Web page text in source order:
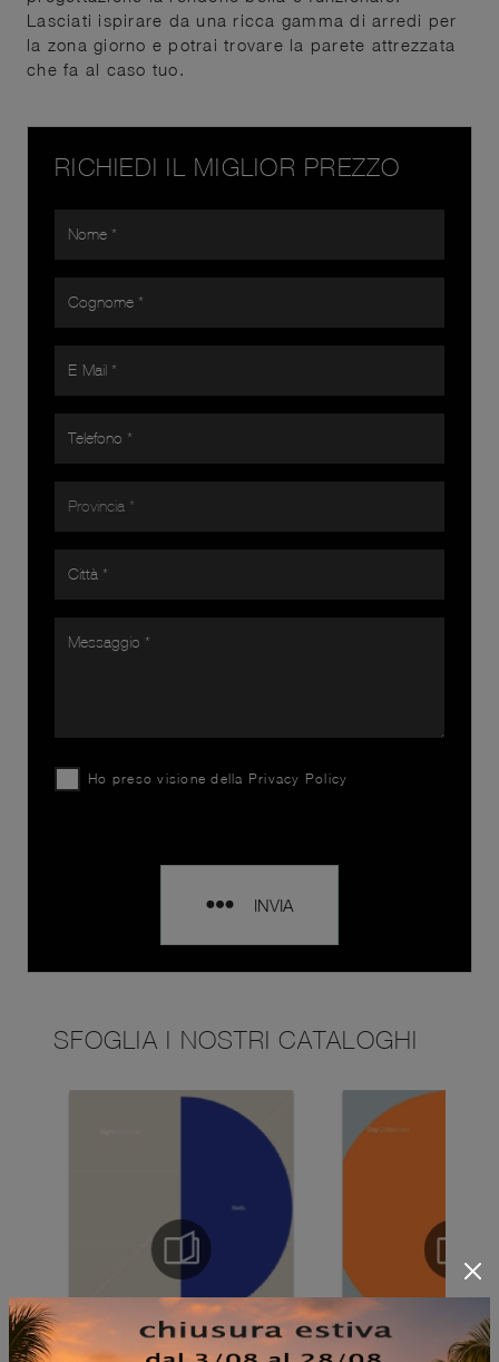
Lasciati ispirare da una ricca gamma di arredi per
la zona giorno e potrai trovare la parete attrezzata
che fa al caso tuo.
RICHIEDI IL MIGLIOR PREZZO
Ho preso visione della Privacy Policy
INVIA
SFOGLIA I NOSTRI CATALOGHI